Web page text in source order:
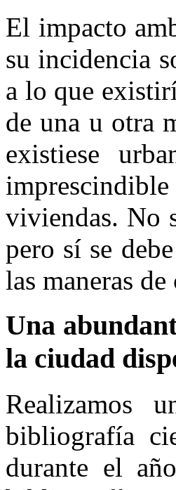
El impacto
su incidencia
a lo que
de una u otra
existiese
viviendas. No
pero sí se
las maneras
Una
la ciudad
Realizamos
bibliografía
durante el